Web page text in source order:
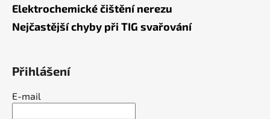
Elektrochemické čištění nerezu
Nejčastější chyby při TIG svařování
Přihlášení
E-mail